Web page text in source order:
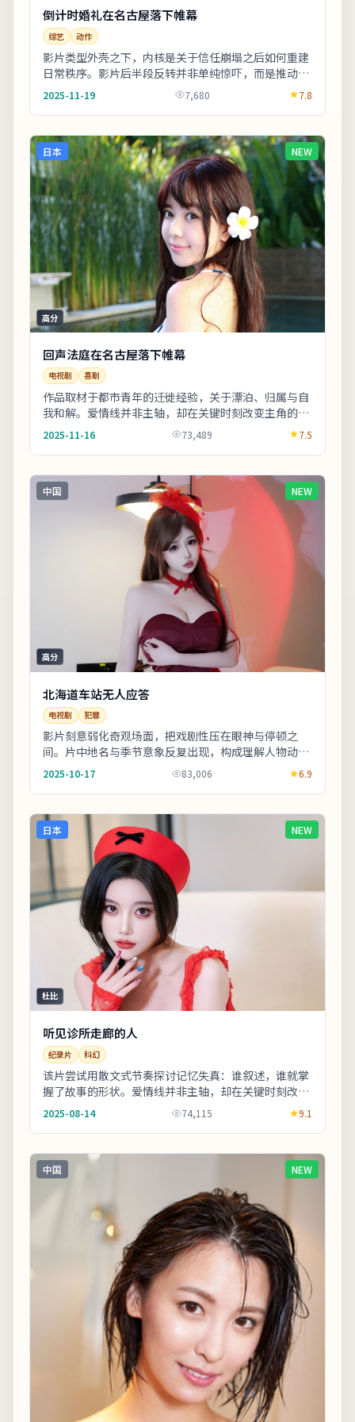
倒计时婚礼在名古屋落下帷幕
综艺 动作
影片类型外壳之下，内核是关于信任崩塌之后如何重建
日常秩序。影片后半段反转并非单纯惊吓，而是推动人
物完成性格蜕变。整体来看，这是一部类型元素清
晰、...
2025-11-19 7,680 7.8
日本 NEW
高分
回声法庭在名古屋落下帷幕
电视剧 喜剧
作品取材于都市青年的迁徙经验，关于漂泊、归属与自
我和解。爱情线并非主轴，却在关键时刻改变主角的行
动轨迹。上线之后口碑分化属正常现象，建议亲自观
看...
2025-11-16 73,489 7.5
中国 NEW
高分
北海道车站无人应答
电视剧 犯罪
影片刻意弱化奇观场面，把戏剧性压在眼神与停顿之
间。片中地名与季节意象反复出现，构成理解人物动机
的重要线索。剧情信息与人物关系可在二刷时解锁更多
2025-10-17 83,006 6.9
日本 NEW
杜比
听见诊所走廊的人
纪录片 科幻
该片尝试用散文式节奏探讨记忆失真：谁叙述，谁就掌
握了故事的形状。爱情线并非主轴，却在关键时刻改变
主角的行动轨迹。片尾字幕包含幕后花絮名单，影迷
2025-08-14 74,115 9.1
中国 NEW